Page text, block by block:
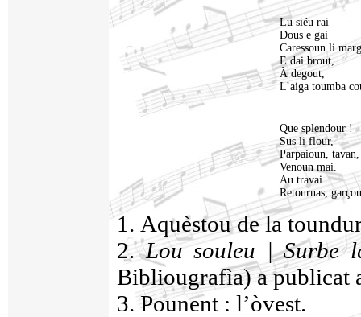
Lu siéu rai
Dous e gai
Caressoun li
E dai brout,
À degout,
L’aiga toumba
Que splendour !
Sus li flour,
Parpaioun, tavan,
Venoun mai.
Au travai
Retournas,
1. Aquèstou de la
2.Lou souleu | Surbe
Bibliougrafìa) a publicat
3. Pounent : l’òvest.